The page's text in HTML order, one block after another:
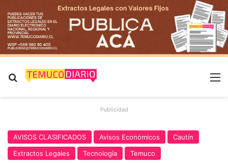
Buscar por
Publicidad
AVISOS CLASIFICADOS Avisos Económicos
Cautín
Extractos Legales
Tecnología Temuco